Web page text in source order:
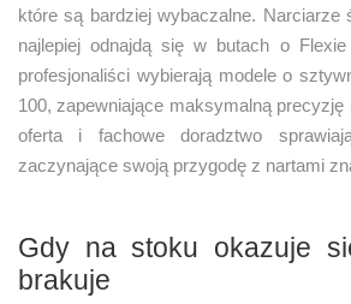
które są bardziej wybaczalne. Narciarze
najlepiej odnajdą się w butach o
profesjonaliści wybierają modele o
100, zapewniające maksymalną precyzję
oferta i fachowe doradztwo
zaczynające swoją przygodę z nartami
Gdy na stoku okazuje
brakuje